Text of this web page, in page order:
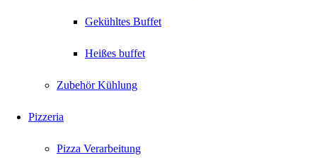
Gekühltes Buffet
Heißes buffet
Zubehör Kühlung
Pizzeria
Pizza Verarbeitung